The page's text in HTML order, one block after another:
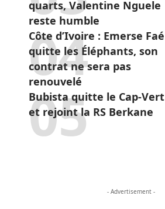
quarts, Valentine Nguele
reste humble
Côte d’Ivoire : Emerse Faé
quitte les Éléphants, son
contrat ne sera pas
renouvelé
Bubista quitte le Cap-Vert
et rejoint la RS Berkane
- Advertisement -